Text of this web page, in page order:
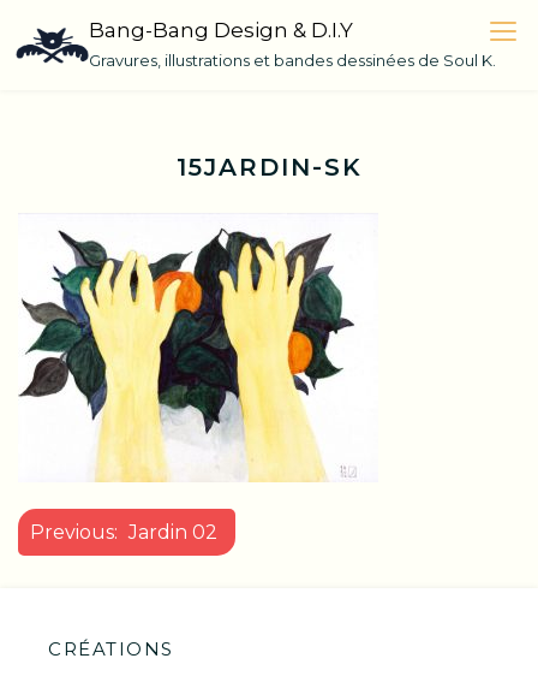
content
Bang-Bang Design & D.I.Y
Gravures, illustrations et bandes dessinées de Soul K.
15JARDIN-SK
NAVIGATION
DE
Previous: Jardin 02
CRÉATIONS